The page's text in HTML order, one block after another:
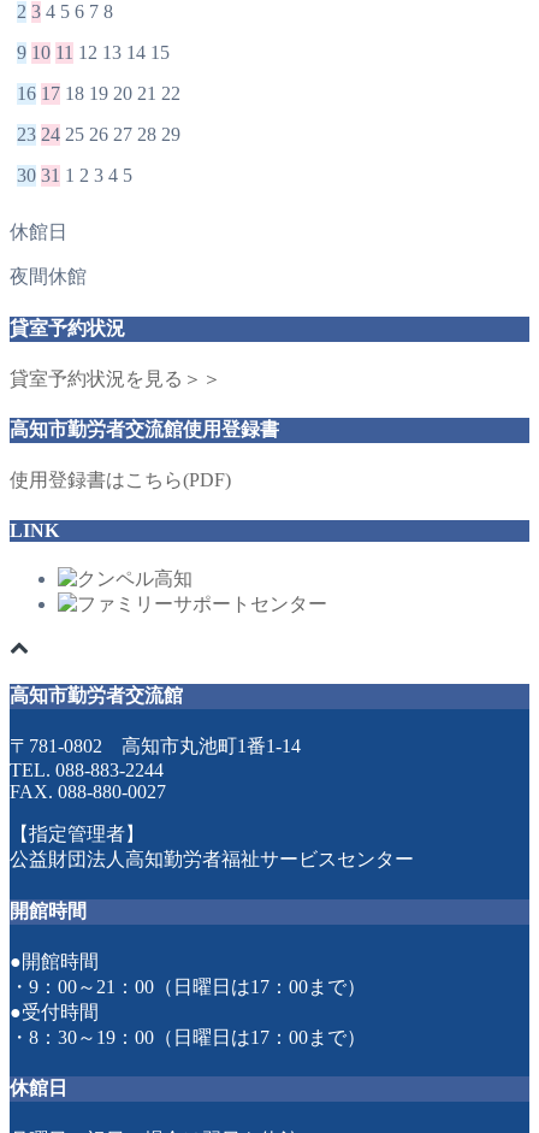
2 3 4 5 6 7 8
9 10 11 12 13 14 15
16 17 18 19 20 21 22
23 24 25 26 27 28 29
30 31 1 2 3 4 5
休館日
夜間休館
貸室予約状況
貸室予約状況を見る＞＞
高知市勤労者交流館使用登録書
使用登録書はこちら(PDF)
LINK
高知市勤労者交流館
〒781-0802 高知市丸池町1番1-14
TEL. 088-883-2244
FAX. 088-880-0027
【指定管理者】
公益財団法人高知勤労者福祉サービスセンター
開館時間
●開館時間
・9：00～21：00（日曜日は17：00まで）
●受付時間
・8：30～19：00（日曜日は17：00まで）
休館日